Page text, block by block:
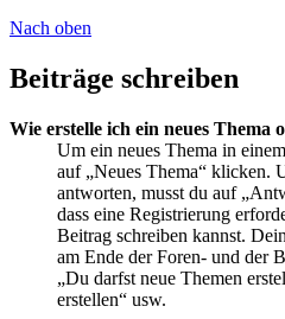
Nach oben
Beiträge schreiben
Wie erstelle ich ein neues Thema
Um ein neues Thema in
auf „Neues Thema“ klicken.
antworten, musst du auf
dass eine Registrierung
Beitrag schreiben kannst.
am Ende der Foren- und der
„Du darfst neue Themen
erstellen“ usw.